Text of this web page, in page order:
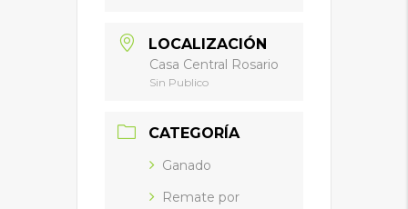
LOCALIZACIÓN
Casa Central Rosario
Sin Publico
CATEGORÍA
Ganado
Remate por